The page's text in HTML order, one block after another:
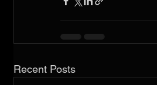
Recent Posts